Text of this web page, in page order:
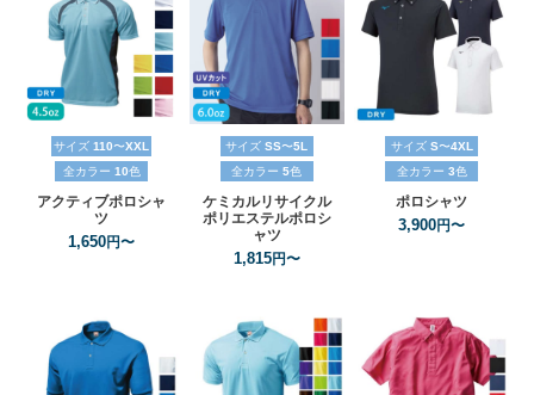
サイズ 110〜XXL
全カラー 10色
アクティブポロシャ
ツ
1,650円〜
サイズ SS〜5L
全カラー 5色
ケミカルリサイクル
ポリエステルポロシ
ャツ
1,815円〜
サイズ S〜4XL
全カラー 3色
ポロシャツ
3,900円〜